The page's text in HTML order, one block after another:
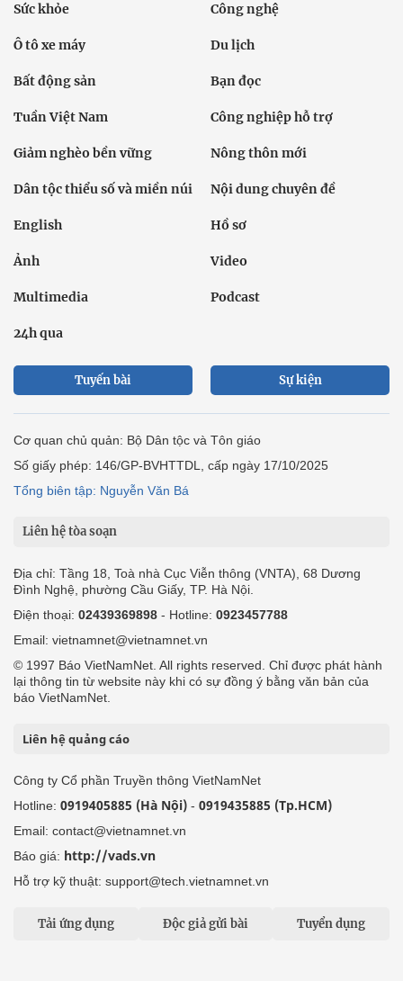
Sức khỏe Công nghệ
Ô tô xe máy Du lịch
Bất động sản Bạn đọc
Tuần Việt Nam Công nghiệp hỗ trợ
Giảm nghèo bền vững Nông thôn mới
Dân tộc thiểu số và miền núi Nội dung chuyên đề
English Hồ sơ
Ảnh Video
Multimedia Podcast
24h qua
Tuyến bài Sự kiện
Cơ quan chủ quản: Bộ Dân tộc và Tôn giáo
Số giấy phép: 146/GP-BVHTTDL, cấp ngày 17/10/2025
Tổng biên tập: Nguyễn Văn Bá
Liên hệ tòa soạn
Địa chỉ: Tầng 18, Toà nhà Cục Viễn thông (VNTA), 68 Dương
Đình Nghệ, phường Cầu Giấy, TP. Hà Nội.
Điện thoại: 02439369898 - Hotline: 0923457788
Email: vietnamnet@vietnamnet.vn
© 1997 Báo VietNamNet. All rights reserved. Chỉ được phát hành
lại thông tin từ website này khi có sự đồng ý bằng văn bản của
báo VietNamNet.
Liên hệ quảng cáo
Công ty Cổ phần Truyền thông VietNamNet
Hotline: 0919405885 (Hà Nội) - 0919435885 (Tp.HCM)
Email: contact@vietnamnet.vn
Báo giá: http://vads.vn
Hỗ trợ kỹ thuật: support@tech.vietnamnet.vn
Tải ứng dụng Độc giả gửi bài Tuyển dụng